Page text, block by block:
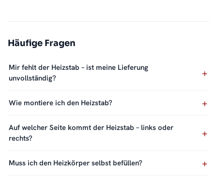
Häufige Fragen
Mir fehlt der Heizstab – ist meine Lieferung
unvollständig?
Wie montiere ich den Heizstab?
Auf welcher Seite kommt der Heizstab – links oder
rechts?
Muss ich den Heizkörper selbst befüllen?